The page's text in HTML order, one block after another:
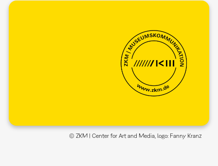
© ZKM | Center for Art and Media, logo: Fanny Kranz